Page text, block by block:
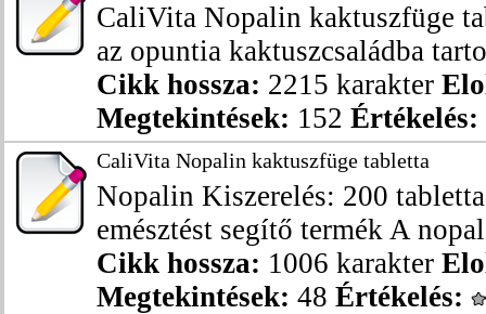
CaliVita Nopalin kaktuszfüge
az opuntia kaktuszcsaládba
Cikk hossza: 2215 karakter
Megtekintések: 152 Értékelés:
CaliVita Nopalin kaktuszfüge tabletta
Nopalin Kiszerelés: 200
emésztést segítő termék A
Cikk hossza: 1006 karakter
Megtekintések: 48 Értékelés: